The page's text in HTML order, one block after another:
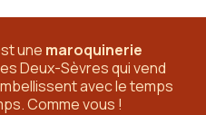
une maroquinerie
Deux-Sèvresqui vend
avec le temps
Comme vous !